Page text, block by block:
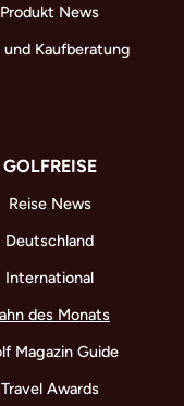
Produkt News
und Kaufberatung
GOLFREISE
Reise News
Deutschland
International
des Monats
Magazin Guide
Travel Awards